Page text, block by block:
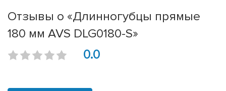
Отзывы о «Длинногубцы прямые
180 мм AVS DLG0180-S»
0.0